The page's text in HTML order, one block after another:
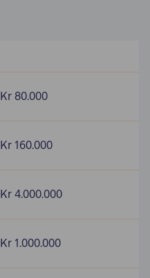
Kr 80.000
Kr 160.000
Kr 4.000.000
Kr 1.000.000